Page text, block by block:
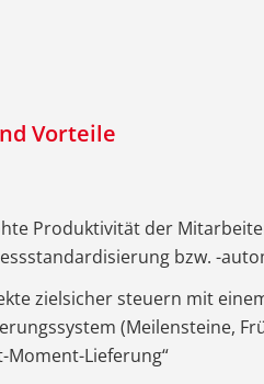
Vorteile
Produktivität der
bzw. -
zielsicher steuern mit
(Meilensteine,
Moment-Lieferung“